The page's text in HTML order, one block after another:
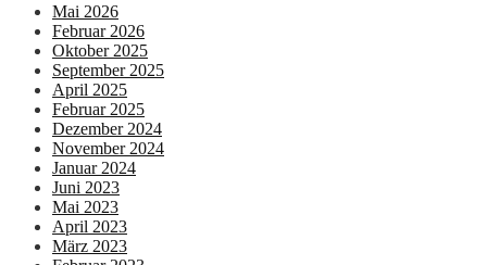
Mai 2026
Februar 2026
Oktober 2025
September 2025
April 2025
Februar 2025
Dezember 2024
November 2024
Januar 2024
Juni 2023
Mai 2023
April 2023
März 2023